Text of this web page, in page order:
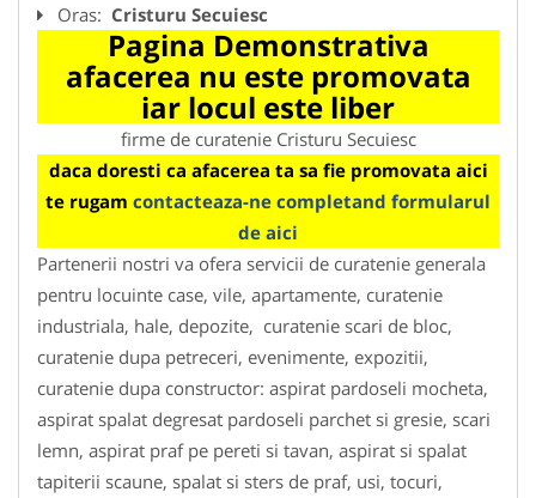
Oras: Cristuru Secuiesc
Pagina Demonstrativa
afacerea nu este promovata
iar locul este liber
firme de curatenie Cristuru Secuiesc
daca doresti ca afacerea ta sa fie promovata aici
te rugam contacteaza-ne completand formularul
de aici
Partenerii nostri va ofera servicii de curatenie generala
pentru locuinte case, vile, apartamente, curatenie
industriala, hale, depozite, curatenie scari de bloc,
curatenie dupa petreceri, evenimente, expozitii,
curatenie dupa constructor: aspirat pardoseli mocheta,
aspirat spalat degresat pardoseli parchet si gresie, scari
lemn, aspirat praf pe pereti si tavan, aspirat si spalat
tapiterii scaune, spalat si sters de praf, usi, tocuri,